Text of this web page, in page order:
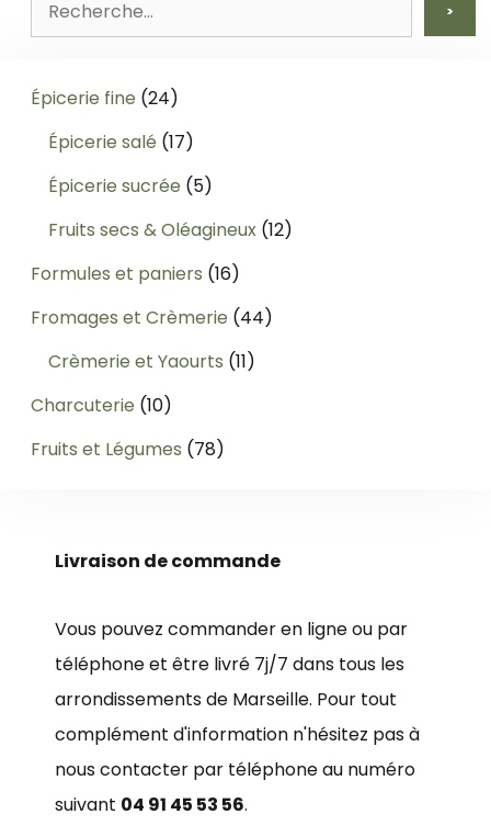
>
Épicerie fine 2424
produits
Épicerie salé 1717
produits
Épicerie sucrée 55
produits
Fruits secs & Oléagineux 1212
Formules et paniers 1616
produits
Fromages et Crèmerie 4444
Crèmerie et Yaourts 1111
Charcuterie 1010
produits
Fruits et Légumes 7878
Livraison de commande
Vous pouvez commander en ligne ou par
téléphone et être livré 7j/7 dans tous les
arrondissements de Marseille. Pour tout
complément d'information n'hésitez pas à
nous contacter par téléphone au numéro
suivant 04 91 45 53 56.